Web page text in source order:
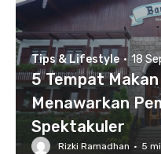
Tips & Lifestyle · 18
5 Tempat
Menawarkan
Spektakuler
Rizki Ramadhan · 5